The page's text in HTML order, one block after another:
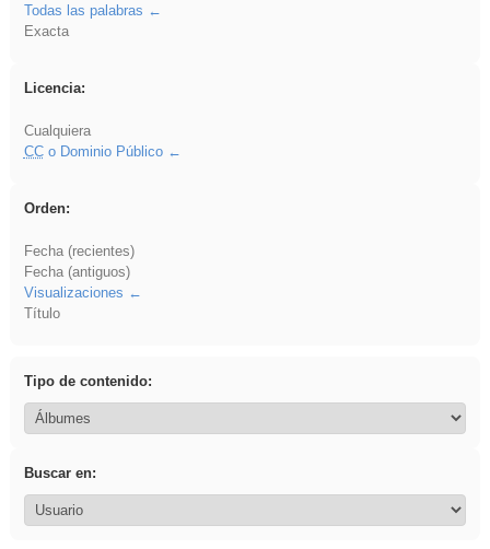
Todas las palabras
Exacta
Licencia:
Cualquiera
CCo Dominio Público
Orden:
Fecha (recientes)
Fecha (antiguos)
Visualizaciones
Título
Tipo de contenido:
Buscar en: